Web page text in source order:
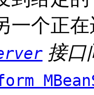
一个正
接口